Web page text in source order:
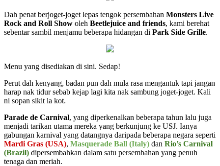
Dah penat berjoget-joget lepas tengok persembahan Monsters Live
Rock and Roll Show oleh Beetlejuice and friends, kami berehat
sebentar sambil menjamu beberapa hidangan di Park Side Grille.
Menu yang disediakan di sini. Sedap!
Perut dah kenyang, badan pun dah mula rasa mengantuk tapi jangan
harap nak tidur sebab kejap lagi kita nak sambung joget-joget. Kali
ni sopan sikit la kot.
Parade de Carnival, yang diperkenalkan beberapa tahun lalu juga
menjadi tarikan utama mereka yang berkunjung ke USJ. Ianya
gabungan karnival yang datangnya daripada beberapa negara seperti
Mardi Gras (USA), Masquerade Ball (Italy) dan Rio’s Carnival
(Brazil) dipersembahkan dalam satu persembahan yang penuh
tenaga dan meriah.